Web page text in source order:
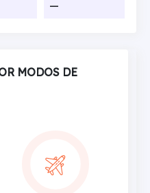
—
MODOS DE